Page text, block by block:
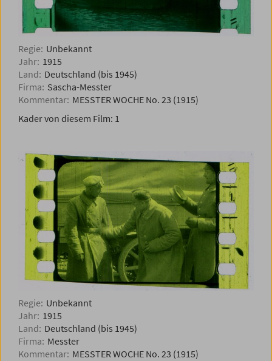
Regie: Unbekannt
Jahr: 1915
Land: Deutschland (bis 1945)
Firma: Sascha-Messter
Kommentar: MESSTER WOCHE No. 23 (1915)
Kader von diesem Film: 1
Regie: Unbekannt
Jahr: 1915
Land: Deutschland (bis 1945)
Firma: Messter
Kommentar: MESSTER WOCHE No. 23 (1915)